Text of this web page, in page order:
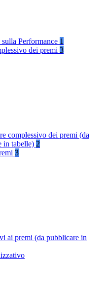
Performance 1
dei premi 3
complessivo dei premi (da
in tabelle) 2
3
ai premi (da pubblicare in